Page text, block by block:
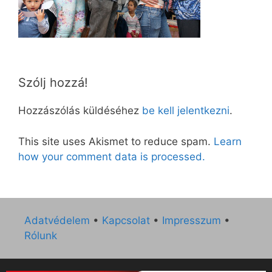
Szólj hozzá!
Hozzászólás küldéséhez be kell jelentkezni.
This site uses Akismet to reduce spam. Learn
how your comment data is processed.
Adatvédelem • Kapcsolat • Impresszum •
Rólunk